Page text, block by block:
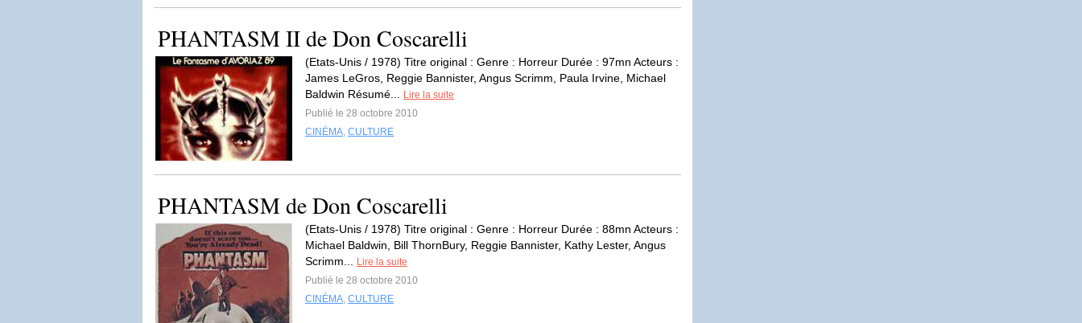
PHANTASM II de Don Coscarelli
(Etats-Unis / 1978) Titre original : Genre : Horreur Durée : 97mn Acteurs :
James LeGros, Reggie Bannister, Angus Scrimm, Paula Irvine, Michael
Baldwin Résumé...
Lire la suite
Publié le 28 octobre 2010
CINÉMA, CULTURE
PHANTASM de Don Coscarelli
(Etats-Unis / 1978) Titre original : Genre : Horreur Durée : 88mn Acteurs :
Michael Baldwin, Bill ThornBury, Reggie Bannister, Kathy Lester, Angus
Scrimm...
Lire la suite
Publié le 28 octobre 2010
CINÉMA, CULTURE